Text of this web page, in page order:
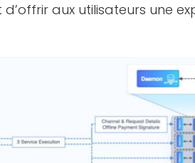
aux utilisateurs une